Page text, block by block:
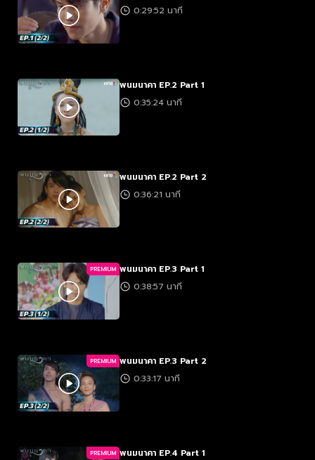
0:29:52 นาที
พนมนาคา EP.2 Part 1
0:35:24 นาที
พนมนาคา EP.2 Part 2
0:36:21 นาที
PREMIUM พนมนาคา EP.3 Part 1
0:38:57 นาที
PREMIUM พนมนาคา EP.3 Part 2
0:33:17 นาที
PREMIUM พนมนาคา EP.4 Part 1